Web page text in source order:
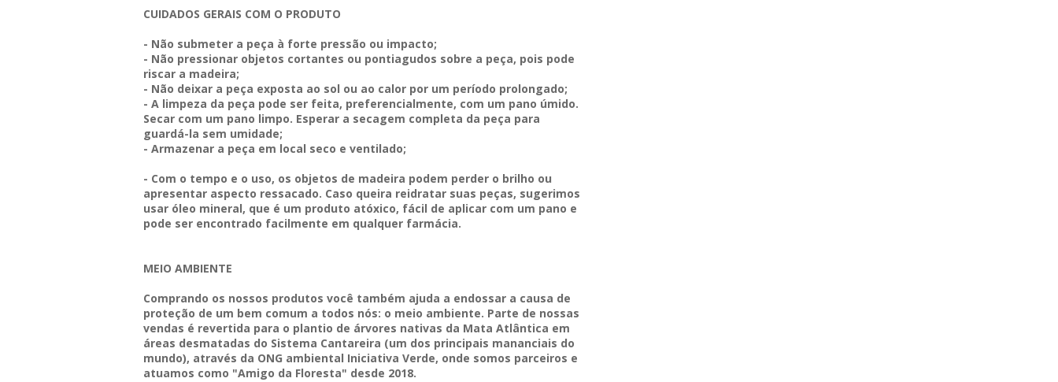
CUIDADOS GERAIS COM O PRODUTO
- Não submeter a peça à forte pressão ou impacto;
- Não pressionar objetos cortantes ou pontiagudos sobre a peça, pois pode
riscar a madeira;
- Não deixar a peça exposta ao sol ou ao calor por um período prolongado;
- A limpeza da peça pode ser feita, preferencialmente, com um pano úmido.
Secar com um pano limpo. Esperar a secagem completa da peça para
guardá-la sem umidade;
- Armazenar a peça em local seco e ventilado;
- Com o tempo e o uso, os objetos de madeira podem perder o brilho ou
apresentar aspecto ressacado. Caso queira reidratar suas peças, sugerimos
usar óleo mineral, que é um produto atóxico, fácil de aplicar com um pano e
pode ser encontrado facilmente em qualquer farmácia.
MEIO AMBIENTE
Comprando os nossos produtos você também ajuda a endossar a causa de
proteção de um bem comum a todos nós: o meio ambiente. Parte de nossas
vendas é revertida para o plantio de árvores nativas da Mata Atlântica em
áreas desmatadas do Sistema Cantareira (um dos principais mananciais do
mundo), através da ONG ambiental Iniciativa Verde, onde somos parceiros e
atuamos como "Amigo da Floresta" desde 2018.